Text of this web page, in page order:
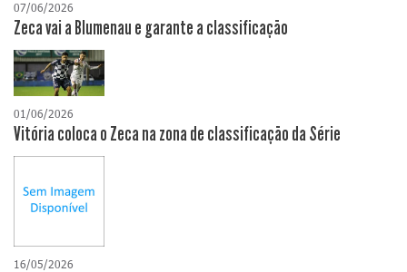
07/06/2026
Zeca vai a Blumenau e garante a classificação
01/06/2026
Vitória coloca o Zeca na zona de classificação da Série
16/05/2026